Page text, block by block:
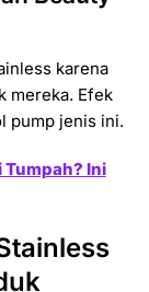
karena
mereka. Efek
pump jenis ini.
Ini